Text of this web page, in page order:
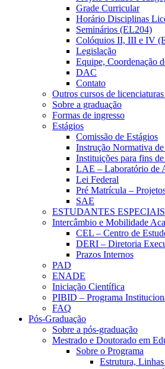
Grade Curricular
Horário Disciplinas
Seminários (EL204)
Colóquios II, III e IV
Legislação
Equipe, Coordenação
DAC
Contato
Outros cursos de
Sobre a graduação
Formas de ingresso
Estágios
Comissão de Estágios
Instrução Normativa
Instituições para fins
LAE – Laboratório de
Lei Federal
Pré Matrícula –
SAE
ESTUDANTES
Intercâmbio e Mobilidade
CEL – Centro de
DERI – Diretoria
Prazos Internos
PAD
ENADE
Iniciação Científica
PIBID – Programa
FAQ
Pós-Graduação
Sobre a pós-graduação
Mestrado e Doutorado em
Sobre o Programa
Estrutura,